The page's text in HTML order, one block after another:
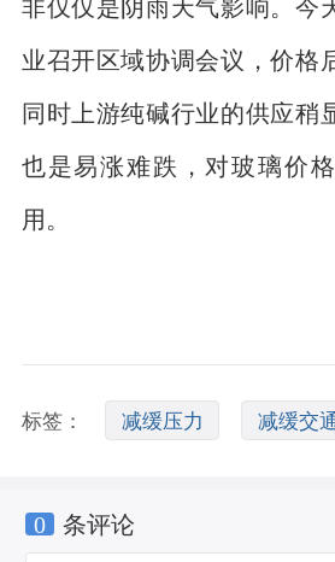
非仅仅是阴雨天气影响。今
业召开区域协调会议，价格
同时上游纯碱行业的供应稍
也是易涨难跌，对玻璃价
用。
标签： 减缓压力 减缓交
压力
0 条评论